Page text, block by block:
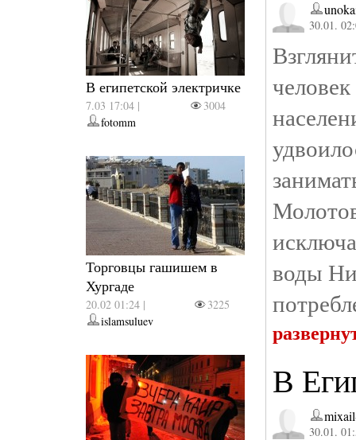
В египетской электричке
7.03 17:04 |
3004
fotomm
Торговцы гашишем в
Хургаде
20.02 01:24 |
3225
islamsuluev
30.01.
воды
В
30.01.